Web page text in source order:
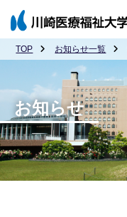
TOP お知らせ一覧
お知らせ